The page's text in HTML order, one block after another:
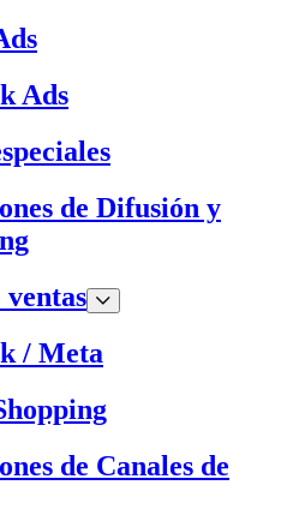
Ads
de Difusión y
ventas
/ Meta
de Canales de